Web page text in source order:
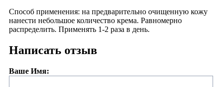
Способ применения: на предварительно очищенную кожу
нанести небольшое количество крема. Равномерно
распределить. Применять 1-2 раза в день.
Написать отзыв
Ваше Имя: